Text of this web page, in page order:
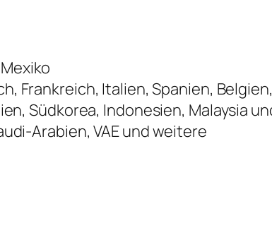
Frankreich, Italien, Spanien,
Südkorea, Indonesien, Malaysia
Arabien, VAE und weitere